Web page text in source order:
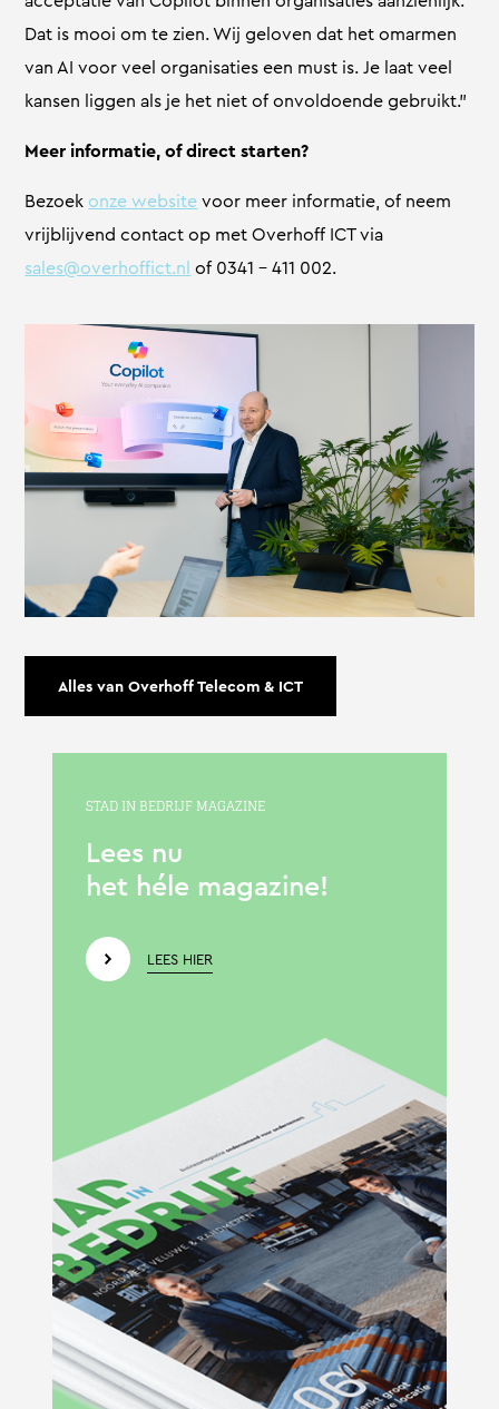
Dat is mooi om te zien. Wij geloven dat het omarmen
van AI voor veel organisaties een must is. Je laat veel
kansen liggen als je het niet of onvoldoende gebruikt.”
Meer informatie, of direct starten?
Bezoek onze websitevoor meer informatie, of neem
vrijblijvend contact op met Overhoff ICT via
sales@overhoffict.nl of 0341 – 411 002.
Alles van Overhoff Telecom & ICT
STAD IN BEDRIJF MAGAZINE
Lees nu
het héle magazine!
LEES HIER